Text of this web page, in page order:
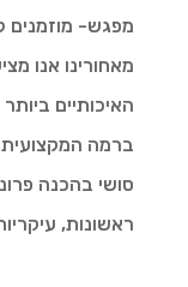
מפגש- מוזמנים
מאחורינו אנו
האיכותיים
ברמה המקצועית
סושי בהכנה
ראשונות,